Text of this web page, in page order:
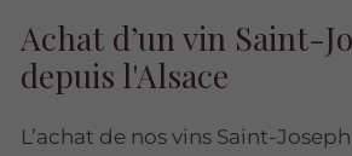
Achat d’un vin Saint-
depuis l'Alsace
L’achat de nos vins Saint-